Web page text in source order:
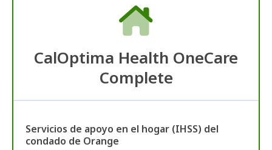
CalOptima Health OneCare
Complete
Servicios de apoyo en el hogar (IHSS) del
condado de Orange